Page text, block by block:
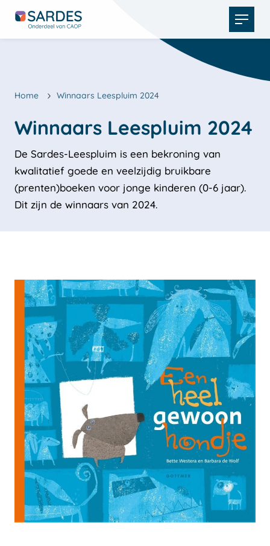
Open
menu
Home Winnaars Leespluim 2024
De Sardes-Leespluim is een bekroning van
kwalitatief goede en veelzijdig bruikbare
(prenten)boeken voor jonge kinderen (0-6 jaar).
Dit zijn de winnaars van 2024.